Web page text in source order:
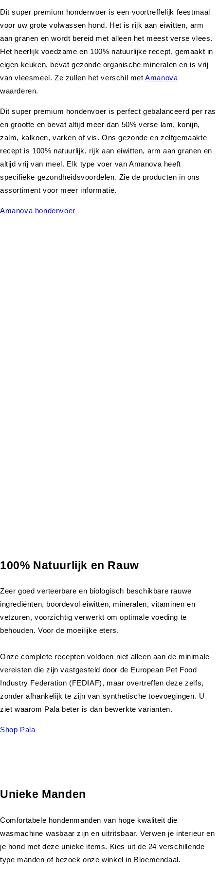
Dit super premium hondenvoer is een voortreffelijk feestmaal
voor uw grote volwassen hond. Het is rijk aan eiwitten, arm
aan granen en wordt bereid met alleen het meest verse vlees.
Het heerlijk voedzame en 100% natuurlijke recept, gemaakt in
eigen keuken, bevat gezonde organische mineralen en is vrij
van vleesmeel. Ze zullen het verschil metAmanova
waarderen.
Dit super premium hondenvoer is perfect gebalanceerd per ras
en grootte en bevat altijd meer dan 50% verse lam, konijn,
zalm, kalkoen, varken of vis. Ons gezonde en zelfgemaakte
recept is 100% natuurlijk, rijk aan eiwitten, arm aan granen en
altijd vrij van meel. Elk type voer van Amanova heeft
specifieke gezondheidsvoordelen. Zie de producten in ons
assortiment voor meer informatie.
Amanova hondenvoer
100% Natuurlijk en Rauw
Zeer goed verteerbare en biologisch beschikbare rauwe
ingrediënten, boordevol eiwitten, mineralen, vitaminen en
vetzuren, voorzichtig verwerkt om optimale voeding te
behouden. Voor de moeilijke eters.
Onze complete recepten voldoen niet alleen aan de minimale
vereisten die zijn vastgesteld door de European Pet Food
Industry Federation (FEDIAF), maar overtreffen deze zelfs,
zonder afhankelijk te zijn van synthetische toevoegingen. U
ziet waarom Pala beter is dan bewerkte varianten.
Shop Pala
Unieke Manden
Comfortabele hondenmanden van hoge kwaliteit die
wasmachine wasbaar zijn en uitritsbaar. Verwen je interieur en
je hond met deze unieke items. Kies uit de 24 verschillende
type manden of bezoek onze winkel in Bloemendaal.